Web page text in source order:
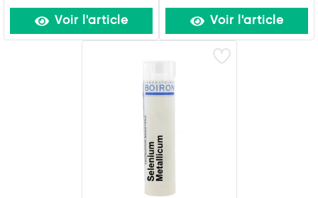
Voir l'article Voir l'article